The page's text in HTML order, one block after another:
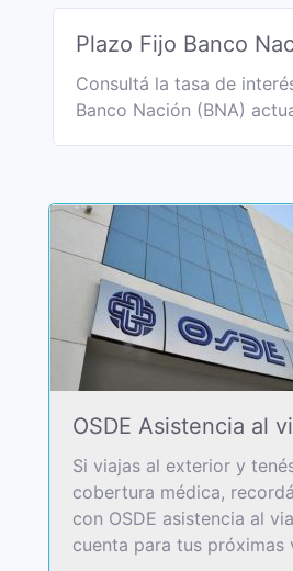
Plazo Fijo Banco
Consultá la tasa de
Banco Nación (BNA)
OSDE Asistencia al
Si viajas al exterior y
cobertura médica,
con OSDE asistencia al
cuenta para tus próximas